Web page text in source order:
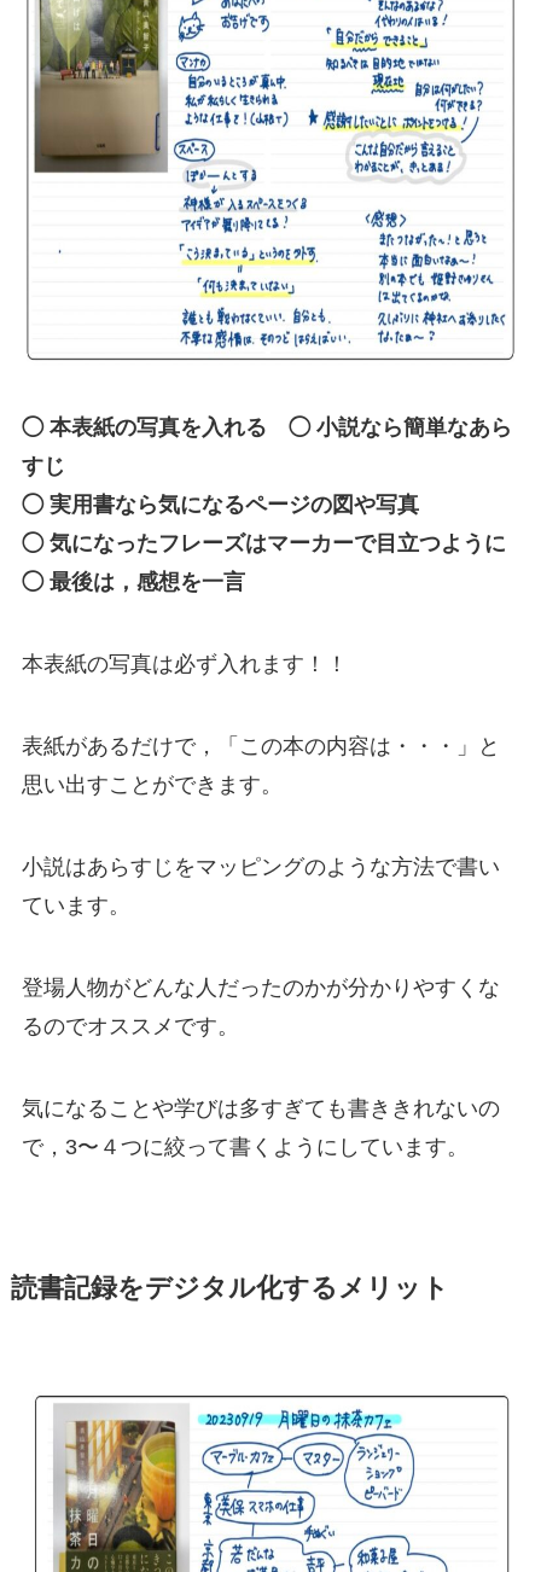
◯ 本表紙の写真を入れる ◯ 小説なら簡単なあら
すじ
◯ 実用書なら気になるページの図や写真
◯ 気になったフレーズはマーカーで目立つように
◯ 最後は，感想を一言
本表紙の写真は必ず入れます！！
表紙があるだけで，「この本の内容は・・・」と
思い出すことができます。
小説はあらすじをマッピングのような方法で書い
ています。
登場人物がどんな人だったのかが分かりやすくな
るのでオススメです。
気になることや学びは多すぎても書ききれないの
で，3〜４つに絞って書くようにしています。
読書記録をデジタル化するメリット